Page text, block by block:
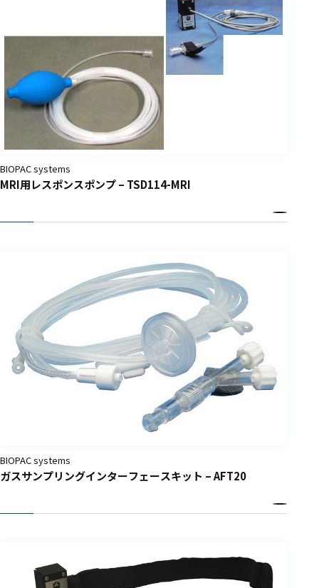
BIOPAC systems
MRI用レスポンスポンプ – TSD114-MRI
BIOPAC systems
ガスサンプリングインターフェースキット – AFT20